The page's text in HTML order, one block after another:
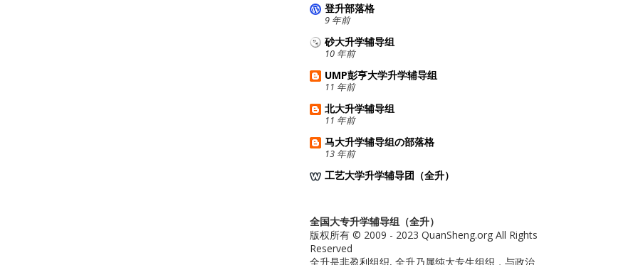
登升部落格
9 年前
砂大升学辅导组
10 年前
UMP彭亨大学升学辅导组
11 年前
北大升学辅导组
11 年前
马大升学辅导组の部落格
13 年前
工艺大学升学辅导团（全升）
全国大专升学辅导组（全升）
版权所有 © 2009 - 2023 QuanSheng.org All Rights
Reserved
全升是非盈利组织, 全升乃属纯大专生组织，与政治